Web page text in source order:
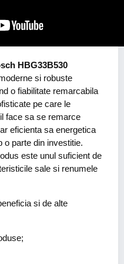
HBG33B530
si robuste
o fiabilitate remarcabila
pe care le
face sa se remarce
eficienta sa energetica
o parte din investitie.
este unul suficient de
sale si renumele
si de alte